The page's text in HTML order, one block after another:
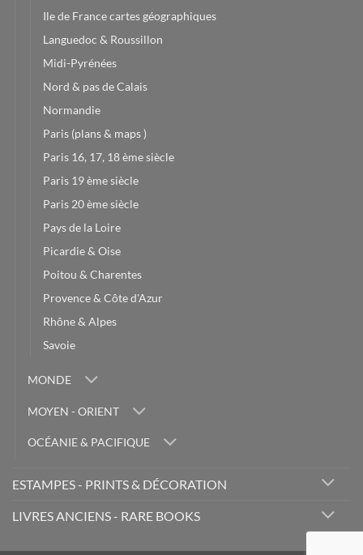
Ile de France cartes géographiques
Languedoc & Roussillon
Midi-Pyrénées
Nord & pas de Calais
Normandie
Paris (plans & maps )
Paris 16, 17, 18 ème siècle
Paris 19 ème siècle
Paris 20 ème siècle
Pays de la Loire
Picardie & Oise
Poitou & Charentes
Provence & Côte d'Azur
Rhône & Alpes
Savoie
MONDE
MOYEN - ORIENT
OCÉANIE & PACIFIQUE
ESTAMPES - PRINTS & DÉCORATION
LIVRES ANCIENS - RARE BOOKS